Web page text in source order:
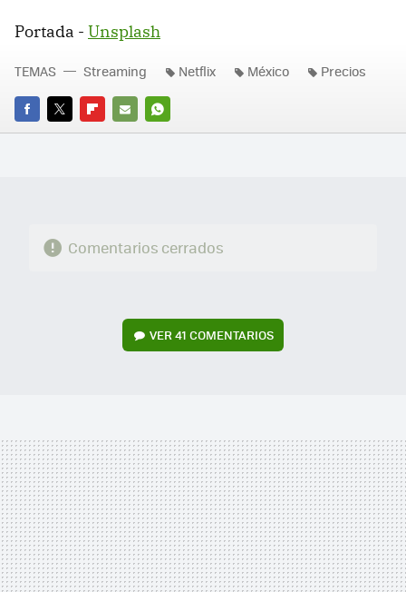
Portada - Unsplash
FACEBOOK
TWITTERFLIPBOARD
E-
WHATSAPP
TEMAS Streaming Netflix México Precios
Comentarios cerrados
VER41 COMENTARIOS